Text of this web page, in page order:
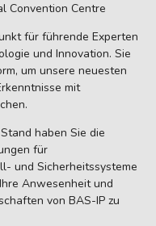
Convention Centre
für führende Experten
und Innovation. Sie
um unsere neuesten
mit
haben Sie die
für
und Sicherheitssysteme
Anwesenheit und
von BAS-IP zu